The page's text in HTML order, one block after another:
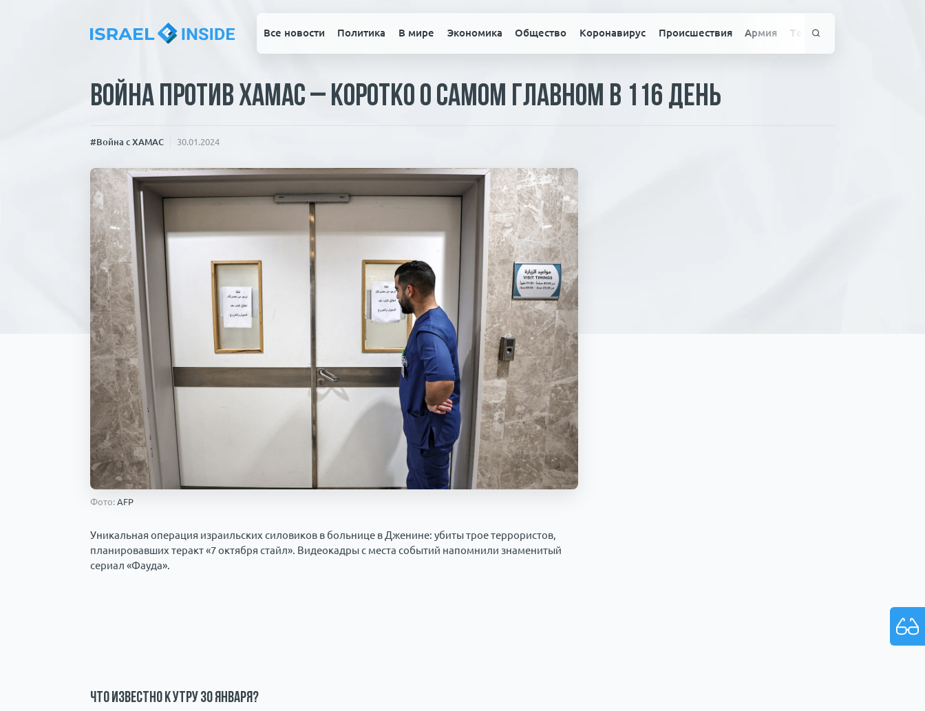
Все новости Политика В мире Экономика Общество Коронавирус Происшествия Армия Технологии
Война против ХАМАС – коротко о самом главном в 116 день
#Война с ХАМАС 30.01.2024
Фото: AFP
Уникальная операция израильских силовиков в больнице в Дженине: убиты трое террористов,
планировавших теракт «7 октября стайл». Видеокадры с места событий напомнили знаменитый
сериал «Фауда».
Что известно к утру 30 января?